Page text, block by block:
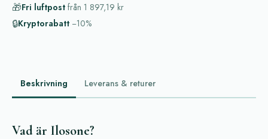
🎁Fri luftpost från 1 897,19 kr
🔒Kryptorabatt −10%
Beskrivning Leverans & returer
Vad är Ilosone?